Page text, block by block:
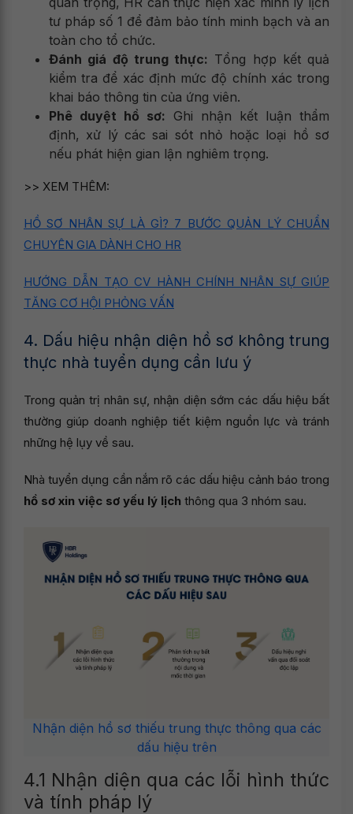
tư pháp số 1 để đảm bảo tính minh bạch và an
toàn cho tổ chức.
Đánh giá độ trung thực: Tổng hợp kết quả
kiểm tra để xác định mức độ chính xác trong
khai báo thông tin của ứng viên.
Phê duyệt hồ sơ: Ghi nhận kết luận thẩm
định, xử lý các sai sót nhỏ hoặc loại hồ sơ
nếu phát hiện gian lận nghiêm trọng.
>> XEM THÊM:
HỒ SƠ NHÂN SỰ LÀ GÌ? 7 BƯỚC QUẢN LÝ CHUẨN
CHUYÊN GIA DÀNH CHO HR
HƯỚNG DẪN TẠO CV HÀNH CHÍNH NHÂN SỰ GIÚP
TĂNG CƠ HỘI PHỎNG VẤN
4. Dấu hiệu nhận diện hồ sơ không trung
thực nhà tuyển dụng cần lưu ý
Trong quản trị nhân sự, nhận diện sớm các dấu hiệu bất
thường giúp doanh nghiệp tiết kiệm nguồn lực và tránh
những hệ lụy về sau.
Nhà tuyển dụng cần nắm rõ các dấu hiệu cảnh báo trong
hồ sơ xin việc sơ yếu lý lịch thông qua 3 nhóm sau.
Nhận diện hồ sơ thiếu trung thực thông qua các
dấu hiệu trên
4.1 Nhận diện qua các lỗi hình thức
và tính pháp lý